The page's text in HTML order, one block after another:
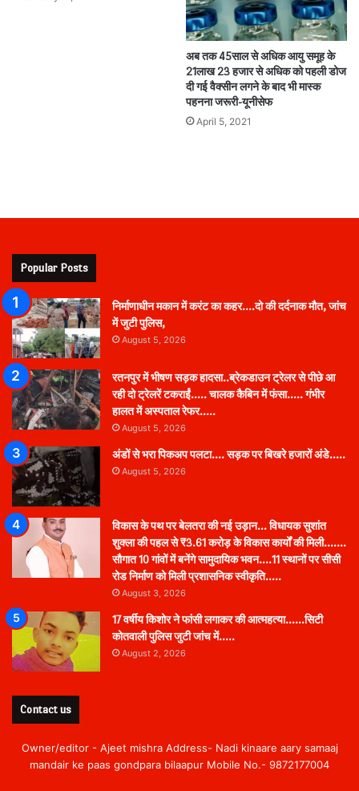
अब तक 45साल से अधिक आयु समूह के
21लाख 23 हजार से अधिक को पहली डोज
दी गई वैक्सीन लगने के बाद भी मास्क
पहनना जरूरी-यूनीसेफ
April 5, 2021
Popular Posts
निर्माणाधीन मकान में करंट का कहर….दो की दर्दनाक मौत, जांच
में जुटी पुलिस,
August 5, 2026
रतनपुर में भीषण सड़क हादसा..ब्रेकडाउन ट्रेलर से पीछे आ
रही दो ट्रेलरें टकराईं….. चालक कैबिन में फंसा….. गंभीर
हालत में अस्पताल रेफर…..
August 5, 2026
अंडों से भरा पिकअप पलटा…. सड़क पर बिखरे हजारों अंडे…..
August 5, 2026
विकास के पथ पर बेलतरा की नई उड़ान… विधायक सुशांत
शुक्ला की पहल से ₹3.61 करोड़ के विकास कार्यों की मिली…….
सौगात 10 गांवों में बनेंगे सामुदायिक भवन….11 स्थानों पर सीसी
रोड निर्माण को मिली प्रशासनिक स्वीकृति…..
August 3, 2026
17 वर्षीय किशोर ने फांसी लगाकर की आत्महत्या……सिटी
कोतवाली पुलिस जुटी जांच में…..
August 2, 2026
Contact us
Owner/editor - Ajeet mishra Address- Nadi kinaare aary samaaj
mandair ke paas gondpara bilaapur Mobile No.- 9872177004